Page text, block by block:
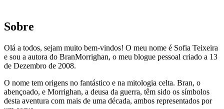
Sobre
Olá a todos, sejam muito bem-vindos! O meu nome é Sofia Teixeira
e sou a autora do BranMorrighan, o meu blogue pessoal criado a 13
de Dezembro de 2008.
O nome tem origens no fantástico e na mitologia celta. Bran, o
abençoado, e Morrighan, a deusa da guerra, têm sido os símbolos
desta aventura com mais de uma década, ambos representados por